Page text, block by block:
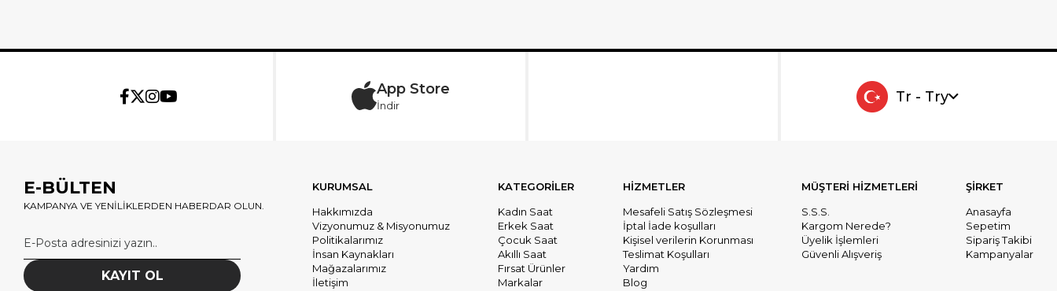
App Store
İndir
Tr - Try
E-BÜLTEN
KAMPANYA VE YENİLİKLERDEN HABERDAR OLUN.
KAYIT OL
KURUMSAL
Hakkımızda
Vizyonumuz & Misyonumuz
Politikalarımız
İnsan Kaynakları
Mağazalarımız
İletişim
KATEGORİLER
Kadın Saat
Erkek Saat
Çocuk Saat
Akıllı Saat
Fırsat Ürünler
Markalar
HİZMETLER
Mesafeli Satış Sözleşmesi
İptal İade koşulları
Kişisel verilerin Korunması
Teslimat Koşulları
Yardım
Blog
MÜŞTERİ HİZMETLERİ
S.S.S.
Kargom Nerede?
Üyelik İşlemleri
Güvenli Alışveriş
ŞİRKET
Anasayfa
Sepetim
Sipariş Takibi
Kampanyalar